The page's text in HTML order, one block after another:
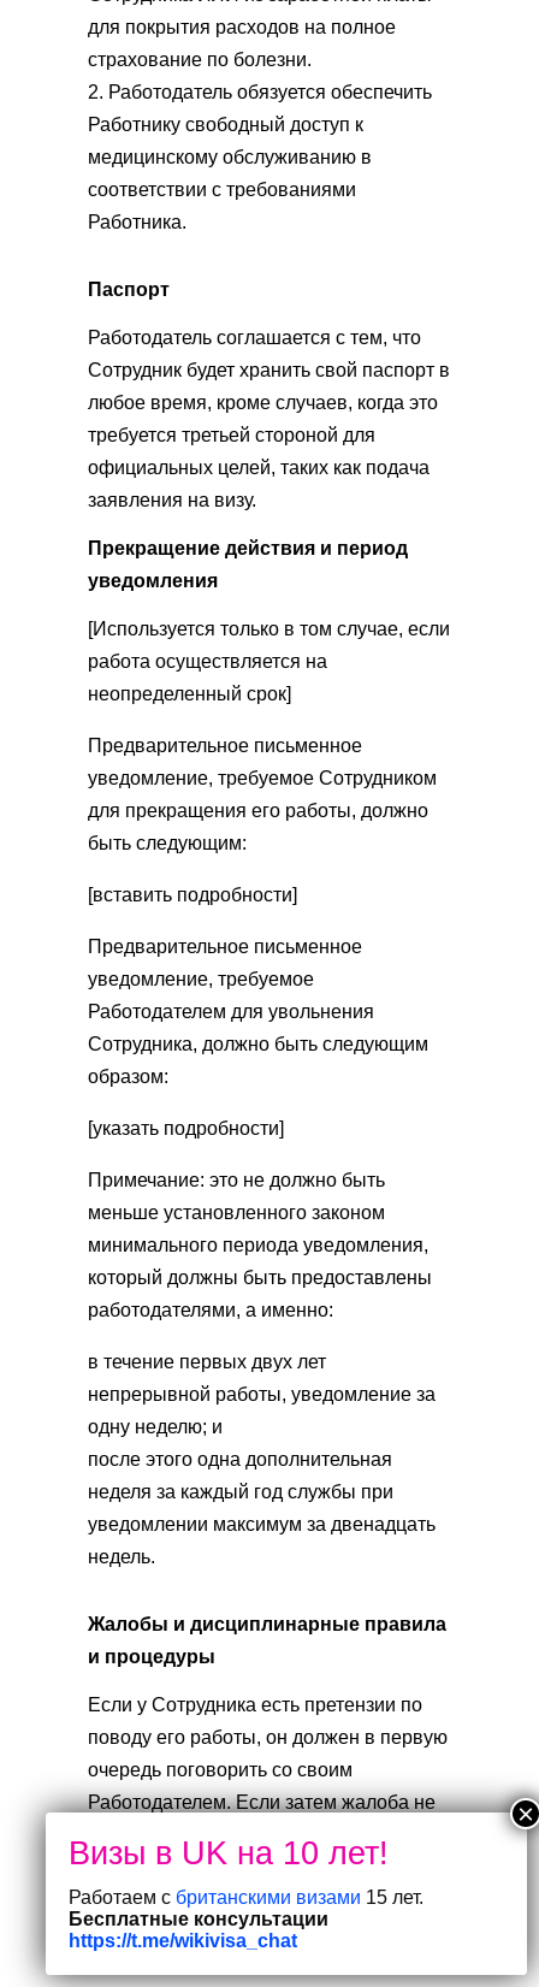
для покрытия расходов на полное
страхование по болезни.
2. Работодатель обязуется обеспечить
Работнику свободный доступ к
медицинскому обслуживанию в
соответствии с требованиями
Работника.
Паспорт
Работодатель соглашается с тем, что
Сотрудник будет хранить свой паспорт в
любое время, кроме случаев, когда это
требуется третьей стороной для
официальных целей, таких как подача
заявления на визу.
Прекращение действия и период
уведомления
[Используется только в том случае, если
работа осуществляется на
неопределенный срок]
Предварительное письменное
уведомление, требуемое Сотрудником
для прекращения его работы, должно
быть следующим:
[вставить подробности]
Предварительное письменное
уведомление, требуемое
Работодателем для увольнения
Сотрудника, должно быть следующим
образом:
[указать подробности]
Примечание: это не должно быть
меньше установленного законом
минимального периода уведомления,
который должны быть предоставлены
работодателями, а именно:
в течение первых двух лет
непрерывной работы, уведомление за
одну неделю; и
после этого одна дополнительная
неделя за каждый год службы при
уведомлении максимум за двенадцать
недель.
Жалобы и дисциплинарные правила
и процедуры
Если у Сотрудника есть претензии по
поводу его работы, он должен в первую
очередь поговорить со своим
Работодателем. Если затем жалоба не
Сотрудника, Сотрудник должен
обратиться к процедуре рассмотрения
претензии, которую можно получить у
Работаем с британскими визами 15 лет.
Бесплатные консультации
https://t.me/wikivisa_chat